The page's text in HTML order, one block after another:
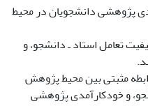
پژوهشی دانشجویان در محیط
تعامل استاد ـ دانشجو، و
مثبتی بین محیط پژوهش
و خودکارآمدی پژوهشی